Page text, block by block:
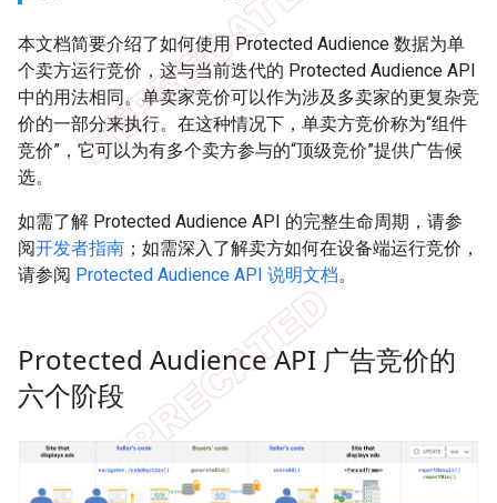
本文档简要介绍了如何使用 Protected Audience 数据为单
个卖方运行竞价，这与当前迭代的 Protected Audience API
中的用法相同。单卖家竞价可以作为涉及多卖家的更复杂竞
价的一部分来执行。在这种情况下，单卖方竞价称为“组件
竞价”，它可以为有多个卖方参与的“顶级竞价”提供广告候
选。
如需了解 Protected Audience API 的完整生命周期，请参
阅开发者指南 ；如需深入了解卖方如何在设备端运行竞价，
请参阅 Protected Audience API 说明文档。
Protected Audience API 广告竞价的
六个阶段